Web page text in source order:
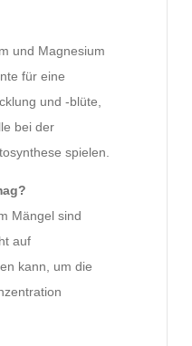
und Magnesium
für eine
und -blüte,
bei der
spielen.
Mängel sind
auf
kann, um die